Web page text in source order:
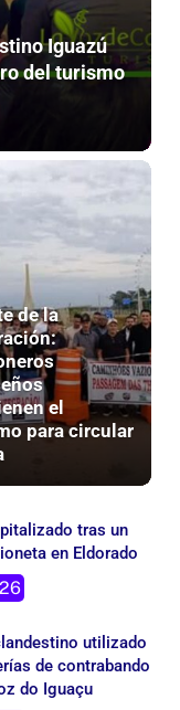
Iguazú
del turismo
de la
el
para circular
en Eldorado
de contrabando
do Iguaçu